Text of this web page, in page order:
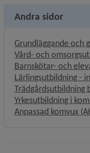
Andra sidor
Grundläggande och
Vård- och
Barnskötar- och
Lärlingsutbildning -
Trädgårdsutbildning
Yrkesutbildning i
Anpassad komvux